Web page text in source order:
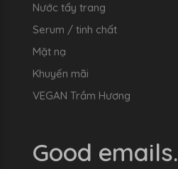
Nước tẩy trang
Serum / tinh chất
Mặt nạ
Khuyến mãi
VEGAN Trầm Hương
Good emails.